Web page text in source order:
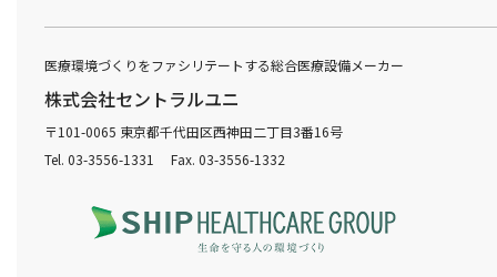
医療環境づくりをファシリテートする総合医療設備メーカー
株式会社セントラルユニ
〒101-0065 東京都千代田区西神田二丁目3番16号
Tel. 03-3556-1331 Fax. 03-3556-1332